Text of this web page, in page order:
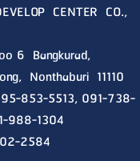
CENTER CO.,
6 Bangkurad,
Nonthaburi 11110
853-5513, 091-738-
988-1304
2584